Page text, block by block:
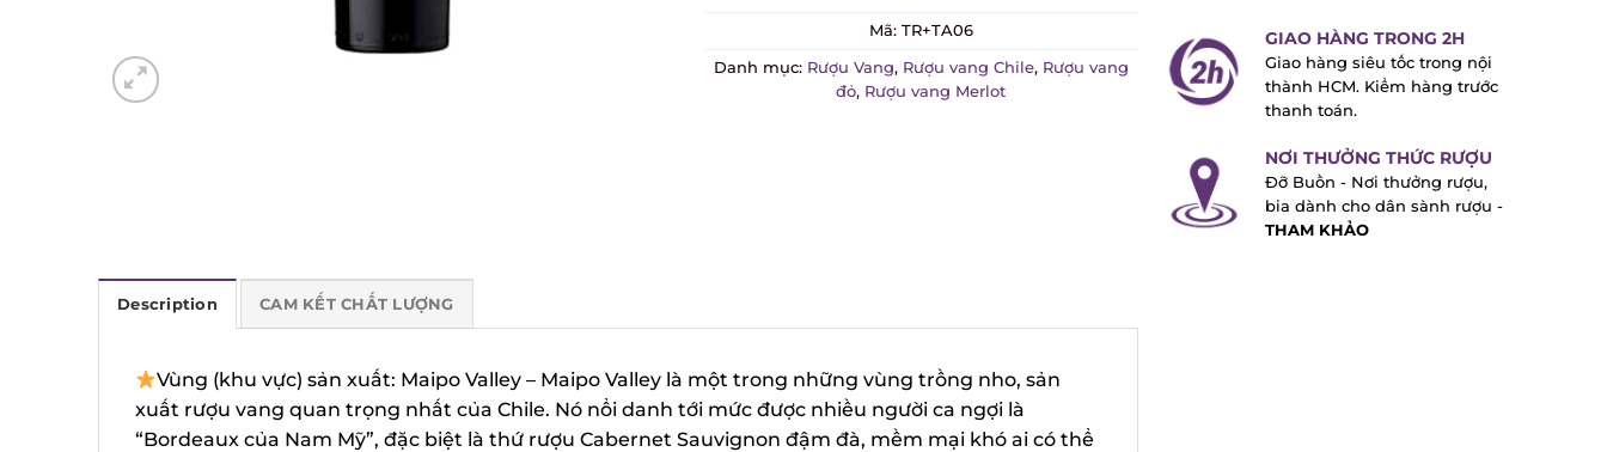
Mã:TR+TA06
Danh mục:Rượu Vang,Rượu vang Chile,Rượu vang
đỏ,Rượu vang Merlot
GIAO HÀNG TRONG 2H
Giao hàng siêu tốc trong nội
thành HCM. Kiểm hàng trước
thanh toán.
NƠI THƯỞNG THỨC RƯỢU
Đỡ Buồn - Nơi thưởng rượu,
bia dành cho dân sành rượu -
THAM KHẢO
Description CAM KẾT CHẤT LƯỢNG
Vùng (khu vực) sản xuất: Maipo Valley – Maipo Valley là một trong những vùng trồng nho, sản
xuất rượu vang quan trọng nhất của Chile. Nó nổi danh tới mức được nhiều người ca ngợi là
“Bordeaux của Nam Mỹ”, đặc biệt là thứ rượu Cabernet Sauvignon đậm đà, mềm mại khó ai có thể